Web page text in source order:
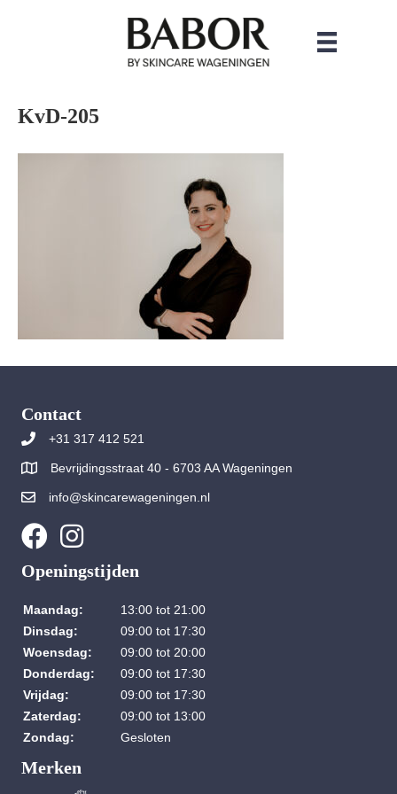
KvD-205
Contact
+31 317 412 521
Bevrijdingsstraat 40 - 6703 AA Wageningen
info@skincarewageningen.nl
Openingstijden
Maandag:
13:00 tot 21:00
Dinsdag:
09:00 tot 17:30
Woensdag:
09:00 tot 20:00
Donderdag:
09:00 tot 17:30
Vrijdag:
09:00 tot 17:30
Zaterdag:
09:00 tot 13:00
Zondag:
Gesloten
Merken